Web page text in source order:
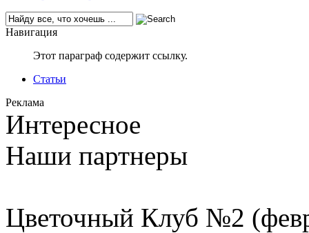
Навигация
Этот параграф содержит ссылку.
Статьи
Реклама
Интересное
Наши партнеры
Цветочный Клуб №2